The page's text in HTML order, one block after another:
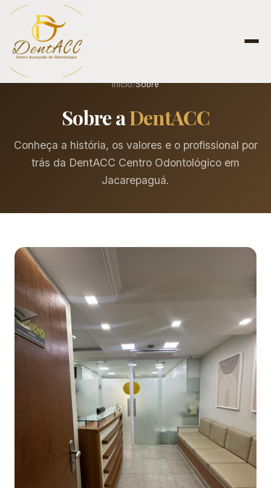
Início/Sobre
Sobre aDentACC
Conheça a história, os valores e o profissional por
trás da DentACC Centro Odontológico em
Jacarepaguá.